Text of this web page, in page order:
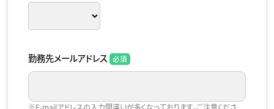
勤務先メールアドレス
※E-mailアドレスの入力間違いが多くなっております。ご注意くださ